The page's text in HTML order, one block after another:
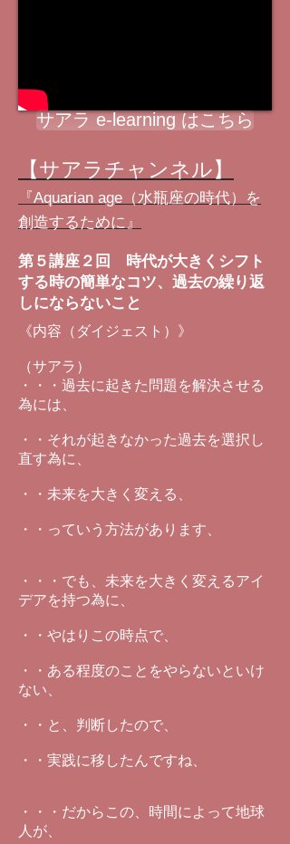
サアラ e-learning はこちら
【サアラチャンネル】
『Aquarian age（水瓶座の時代）を
創造するために』
第５講座２回 時代が大きくシフト
する時の簡単なコツ、過去の繰り返
しにならないこと
《内容（ダイジェスト）》
（サアラ）
・・・過去に起きた問題を解決させる
為には、
・・それが起きなかった過去を選択し
直す為に、
・・未来を大きく変える、
・・っていう方法があります、
・・・でも、未来を大きく変えるアイ
デアを持つ為に、
・・やはりこの時点で、
・・ある程度のことをやらないといけ
ない、
・・と、判断したので、
・・実践に移したんですね、
・・・だからこの、時間によって地球
人が、